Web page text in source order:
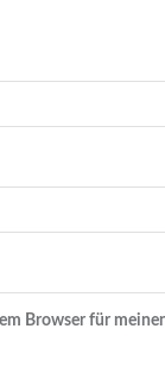
Browser für